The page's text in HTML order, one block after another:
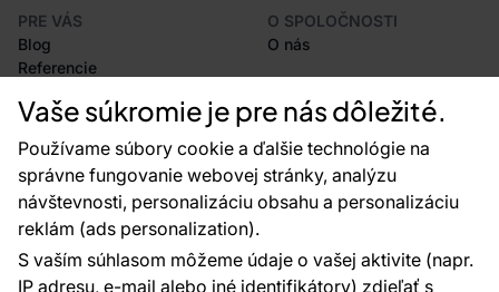
Vaše súkromie je pre nás dôležité.
Používame súbory cookie a ďalšie technológie na
správne fungovanie webovej stránky, analýzu
návštevnosti, personalizáciu obsahu a personalizáciu
reklám (ads personalization).
S vaším súhlasom môžeme údaje o vašej aktivite (napr.
IP adresu, e-mail alebo iné identifikátory) zdieľať s
PRE VÁS
Blog
Referencie
Rady a tipy
Najčastejšie otázky
O SPOLOČNOSTI
O nás
Kontakty
Sme tu pre vás 24 hodín denne, 7 dní v